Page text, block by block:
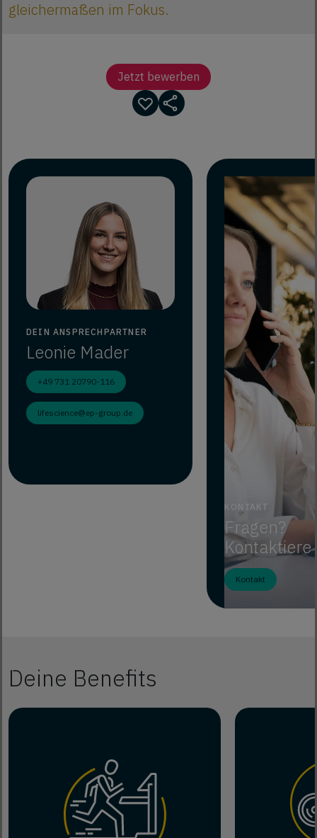
gleichermaßen im Fokus.
Jetzt bewerben
DEIN ANSPRECHPARTNER
Leonie Mader
+49 731 20790-116
lifescience@ep-group.de
KONTAKT
Fragen?
Kontaktiere
Kontakt
Deine Benefits